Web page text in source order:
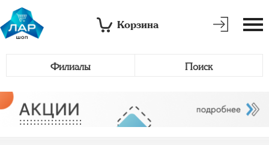
Корзина
Филиалы Поиск